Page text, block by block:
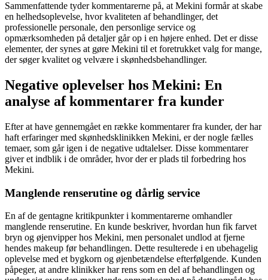
Sammenfattende tyder kommentarerne på, at Mekini formår at skabe
en helhedsoplevelse, hvor kvaliteten af behandlinger, det
professionelle personale, den personlige service og
opmærksomheden på detaljer går op i en højere enhed. Det er disse
elementer, der synes at gøre Mekini til et foretrukket valg for mange,
der søger kvalitet og velvære i skønhedsbehandlinger.
Negative oplevelser hos Mekini: En
analyse af kommentarer fra kunder
Efter at have gennemgået en række kommentarer fra kunder, der har
haft erfaringer med skønhedsklinikken Mekini, er der nogle fælles
temaer, som går igen i de negative udtalelser. Disse kommentarer
giver et indblik i de områder, hvor der er plads til forbedring hos
Mekini.
Manglende renserutine og dårlig service
En af de gentagne kritikpunkter i kommentarerne omhandler
manglende renserutine. En kunde beskriver, hvordan hun fik farvet
bryn og øjenvipper hos Mekini, men personalet undlod at fjerne
hendes makeup før behandlingen. Dette resulterede i en ubehagelig
oplevelse med et bygkorn og øjenbetændelse efterfølgende. Kunden
påpeger, at andre klinikker har rens som en del af behandlingen og